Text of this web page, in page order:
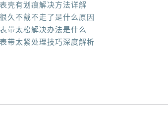
壳有划痕解决方法详解
久不戴不走了是什么原因
带太松解决办法是什么
带太紧处理技巧深度解析